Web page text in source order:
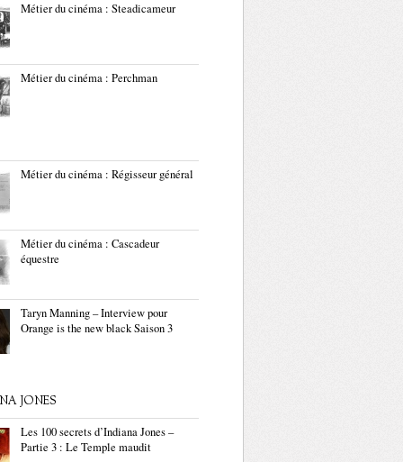
Métier du cinéma : Steadicameur
Métier du cinéma : Perchman
Métier du cinéma : Régisseur général
Métier du cinéma : Cascadeur
équestre
Taryn Manning – Interview pour
Orange is the new black Saison 3
JONES
Les 100 secrets d’Indiana Jones –
Partie 3 : Le Temple maudit